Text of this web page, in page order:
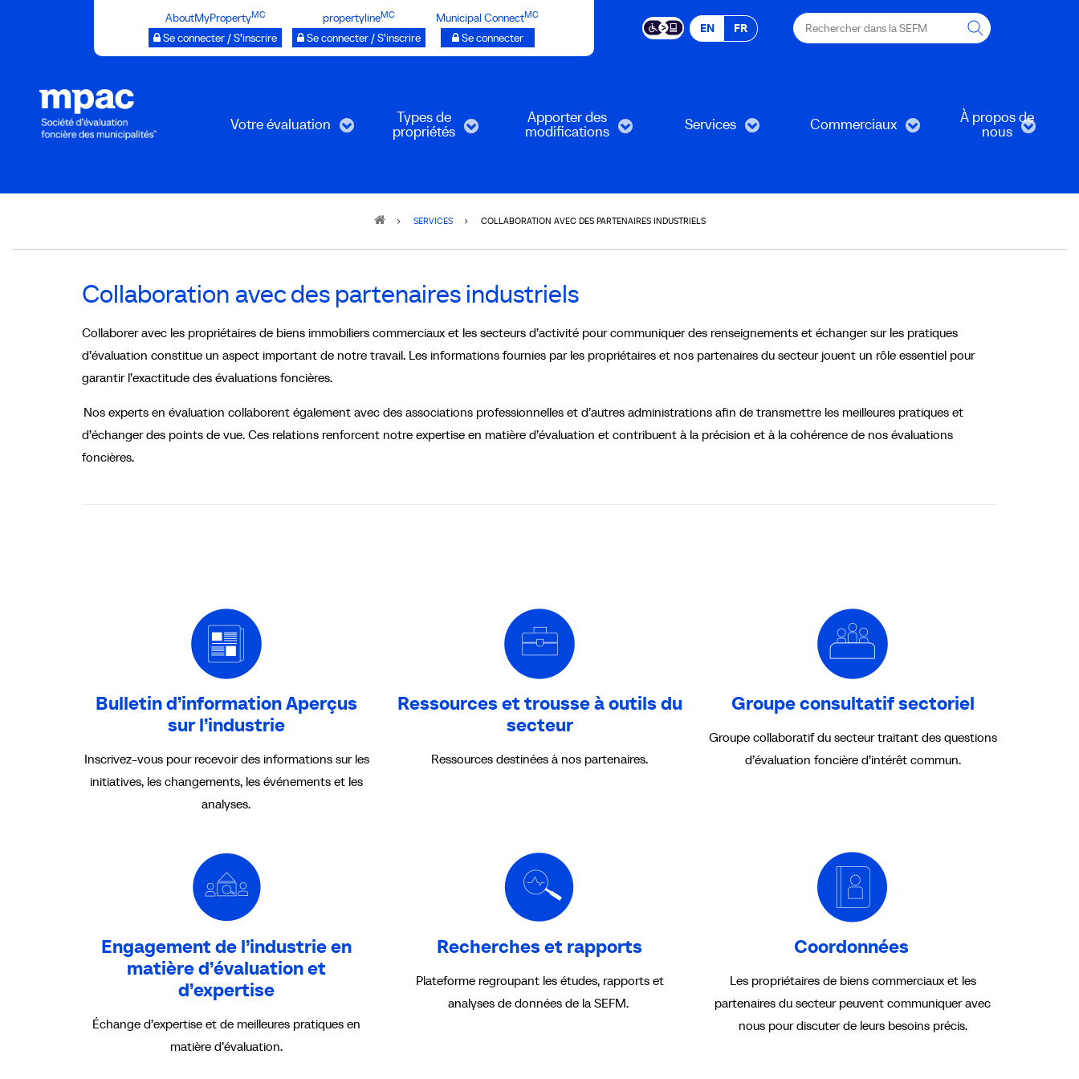
AboutMyPropertyMC
Se connecter / S’inscrire
propertylineMC
Se connecter / S’inscrire
Municipal ConnectMC
Se connecter
EN FR
Rechercher
dans
Votre évaluation Types de
propriétés
Apporter des
modifications Services Commerciaux À propos de
nous
SERVICES COLLABORATION AVEC DES PARTENAIRES INDUSTRIELS
Collaboration avec des partenaires industriels
Collaborer avec les propriétaires de biens immobiliers commerciaux et les secteurs d’activité pour communiquer des renseignements et échanger sur les pratiques
d’évaluation constitue un aspect important de notre travail. Les informations fournies par les propriétaires et nos partenaires du secteur jouent un rôle essentiel pour
garantir l’exactitude des évaluations foncières.
Nos experts en évaluation collaborent également avec des associations professionnelles et d’autres administrations afin de transmettre les meilleures pratiques et
d’échanger des points de vue. Ces relations renforcent notre expertise en matière d’évaluation et contribuent à la précision et à la cohérence de nos évaluations
foncières.
Bulletin d’information Aperçus
sur l’industrie
Inscrivez-vous pour recevoir des informations sur les
initiatives, les changements, les événements et les
analyses.
Ressources et trousse à outils du
secteur
Ressources destinées à nos partenaires.
Groupe consultatif sectoriel
Groupe collaboratif du secteur traitant des questions
d’évaluation foncière d’intérêt commun.
Engagement de l’industrie en
matière d’évaluation et
d’expertise
Échange d’expertise et de meilleures pratiques en
matière d’évaluation.
Recherches et rapports
Plateforme regroupant les études, rapports et
analyses de données de la SEFM.
Coordonnées
Les propriétaires de biens commerciaux et les
partenaires du secteur peuvent communiquer avec
nous pour discuter de leurs besoins précis.